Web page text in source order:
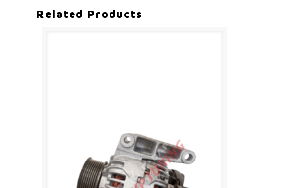
Related Products